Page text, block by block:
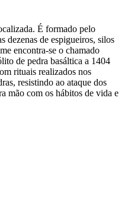
É formado pelo
dezenas de espigueiros, silos
encontra-se o chamado
de pedra basáltica a 1404
rituais realizados nos
resistindo ao ataque dos
mão com os hábitos de vida e